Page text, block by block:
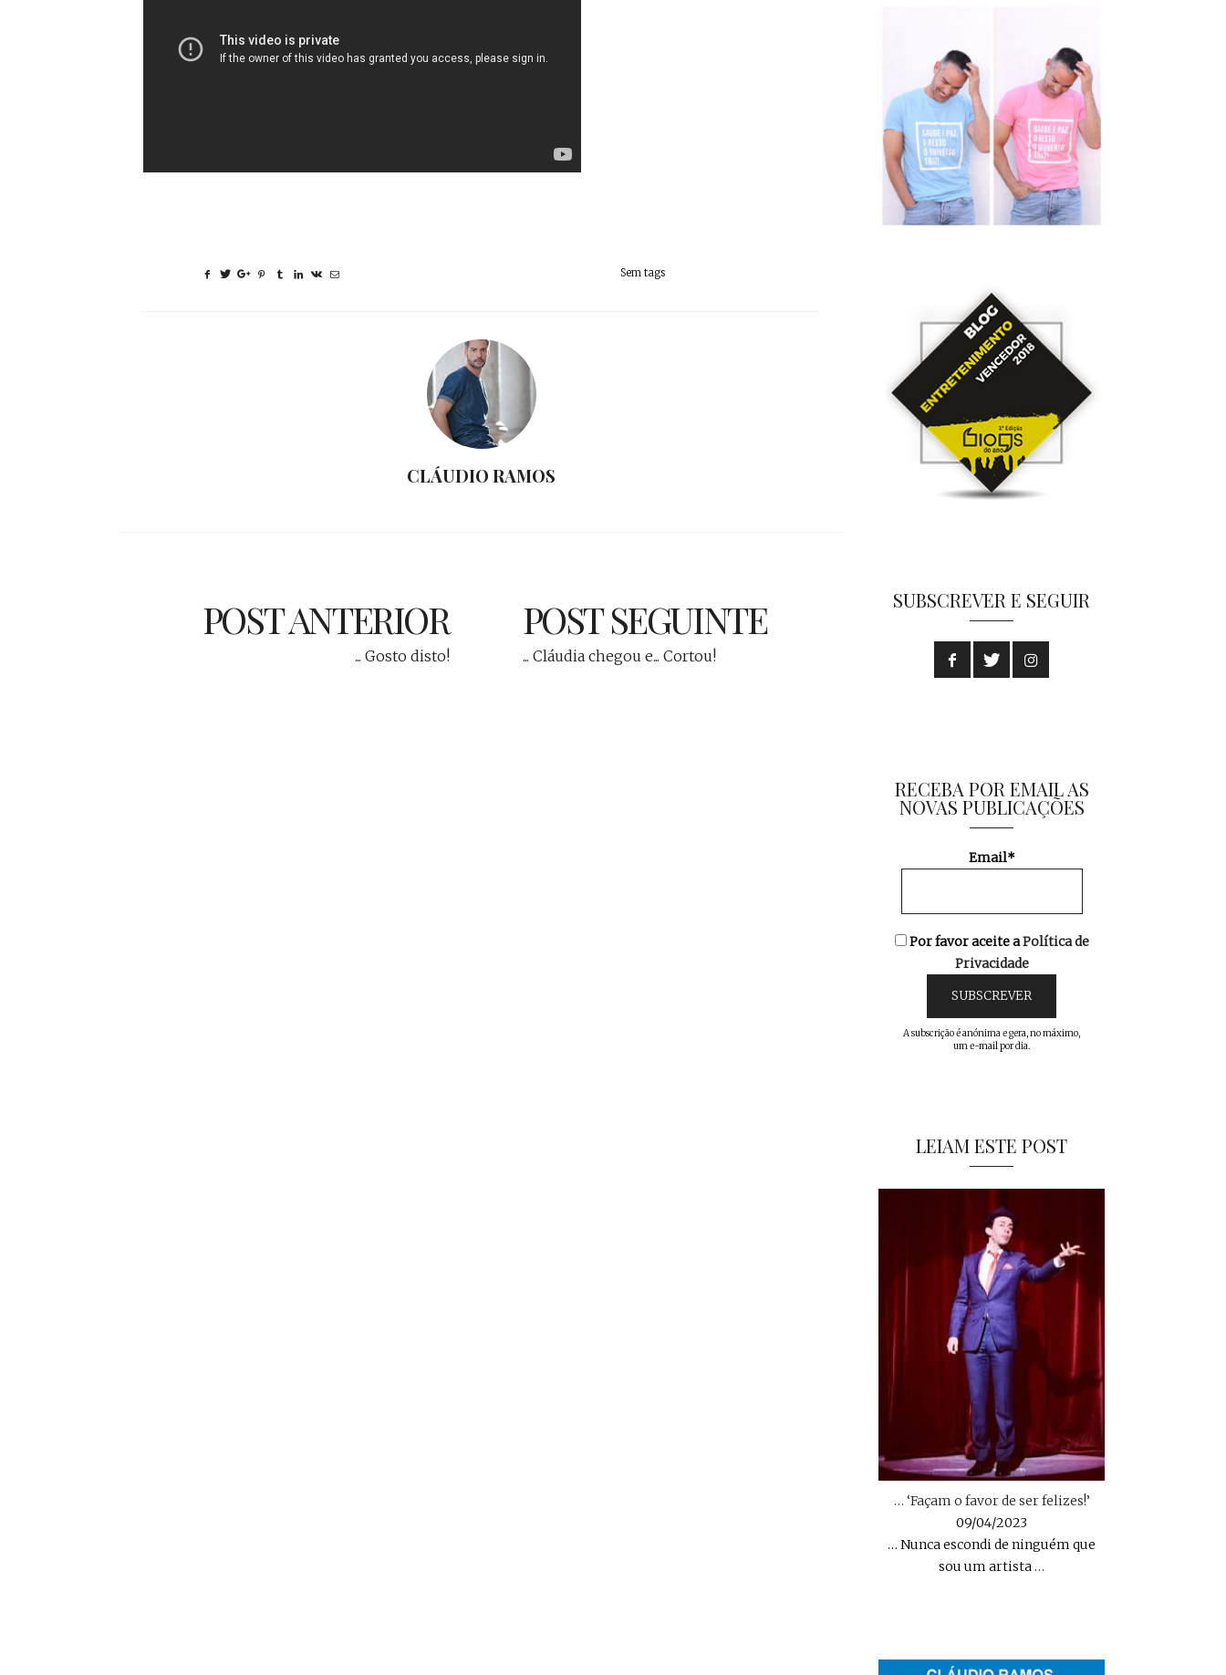
Sem tags
CLÁUDIO RAMOS
POST ANTERIOR
... Gosto disto!
POST SEGUINTE
... Cláudia chegou e... Cortou!
SUBSCREVER E SEGUIR
RECEBA POR EMAIL AS
NOVAS PUBLICAÇÕES
Email*
Por favor aceite aPolítica de
Privacidade
A subscrição é anónima e gera, no máximo,
um e-mail por dia.
LEIAM ESTE POST
… ‘Façam o favor de ser felizes!’
09/04/2023
… Nunca escondi de ninguém que
sou um artista…